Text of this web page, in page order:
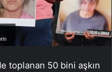
toplanan 50 bini aşkın